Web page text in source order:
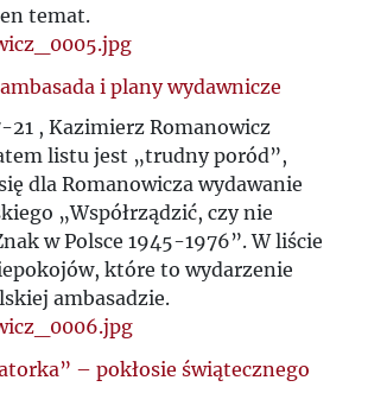
temat.
i plany wydawnicze
21 , Kazimierz Romanowicz
listu jest „trudny poród”,
dla Romanowicza wydawanie
„Współrządzić, czy nie
w Polsce 1945-1976”. W liście
które to wydarzenie
ambasadzie.
– pokłosie świątecznego